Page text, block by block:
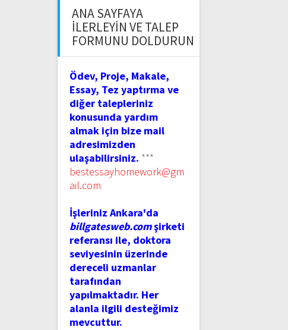
ANA SAYFAYA
İLERLEYIN VE TALEP
FORMUNU DOLDURUN
Ödev, Proje, Makale,
Essay, Tez yaptırma ve
diğer talepleriniz
konusunda yardım
almak için bize mail
adresimizden
ulaşabilirsiniz. ***
bestessayhomework@gm
ail.com
İşleriniz Ankara'da
billgatesweb.comşirketi
referansı ile, doktora
seviyesinin üzerinde
dereceli uzmanlar
tarafından
yapılmaktadır. Her
alanla ilgili desteğimiz
mevcuttur.